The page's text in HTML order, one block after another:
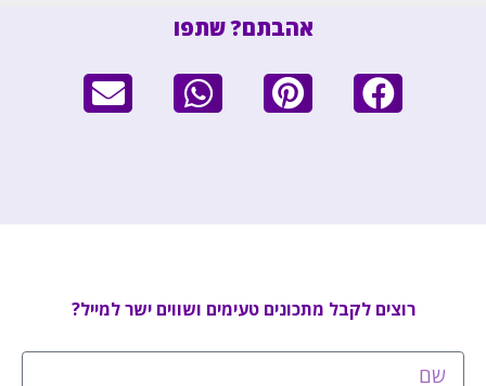
אהבתם? שתפו
רוצים לקבל מתכונים טעימים ושווים ישר למייל?